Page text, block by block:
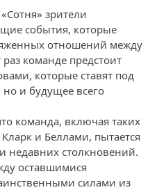
зрители
события, которые
отношений между
команде предстоит
которые ставят под
но и будущее всего
команда, включая таких
и Беллами, пытается
недавних столкновений.
оставшимися
силами из